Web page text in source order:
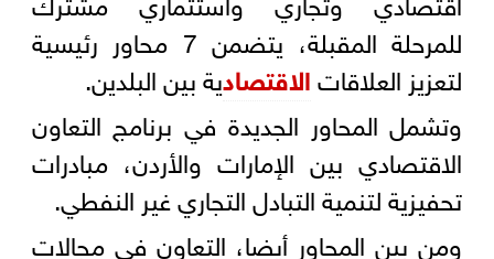
للمرحلة المقبلة، يتضمن 7 محاور رئيسية
لتعزيز العلاقاتالاقتصادية بين البلدين.
وتشمل المحاور الجديدة في برنامج التعاون
الاقتصادي بين الإمارات والأردن، مبادرات
تحفيزية لتنمية التبادل التجاري غير النفطي.
ومن بين المحاور أيضا، التعاون في مجالات